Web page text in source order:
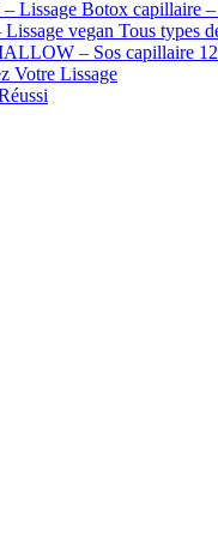
Botox capillaire –
vegan Tous types
– Sos capillaire
Votre Lissage